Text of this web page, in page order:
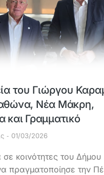
του Γιώργου
Νέα Μάκρη,
και Γραμματικό
01/03/2026
σε κοινότητες του Δήμου
πραγματοποίησε την